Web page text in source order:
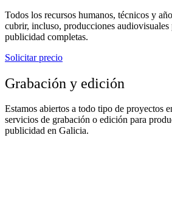
Todos los recursos humanos, técnicos y
cubrir, incluso, producciones audiovisuales
publicidad completas.
Solicitar precio
Grabación y edición
Estamos abiertos a todo tipo de proyectos
servicios de grabación o edición para
publicidad en Galicia.